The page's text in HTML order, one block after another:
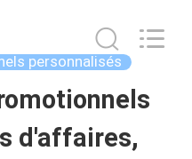
personnalisés
d'affaires,